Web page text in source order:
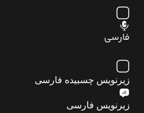
فارسی
زیرنویس چسبیده فارسی
زیرنویس فارسی